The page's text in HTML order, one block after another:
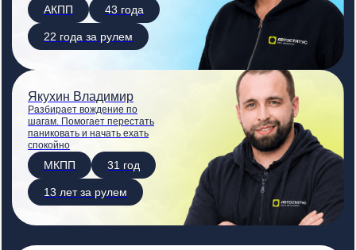
Якухин Владимир
Разбирает вождение по
шагам. Помогает перестать
паниковать и начать ехать
спокойно
МКПП 31 год
13 лет за рулем
АКПП 43 года
22 года за рулем